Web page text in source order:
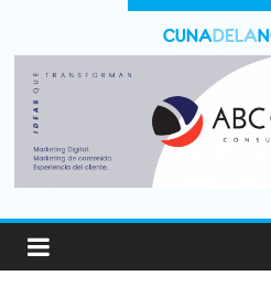
por 2 a 1 ante Aldosivi